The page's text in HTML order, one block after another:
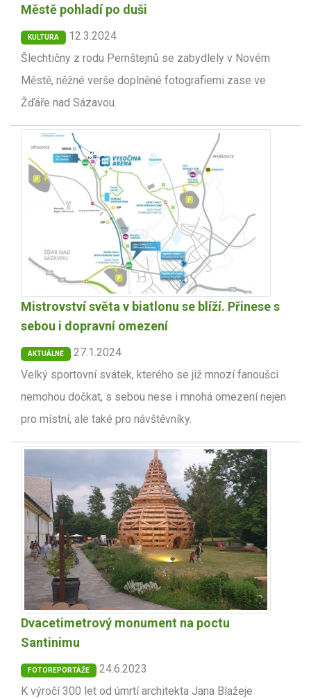
Městě pohladí po duši
KULTURA
12.3.2024
Šlechtičny z rodu Pernštejnů se zabydlely v Novém
Městě, něžné verše doplněné fotografiemi zase ve
Žďáře nad Sázavou.
Mistrovství světa v biatlonu se blíží. Přinese s
sebou i dopravní omezení
AKTUÁLNĚ
27.1.2024
Velký sportovní svátek, kterého se již mnozí fanoušci
nemohou dočkat, s sebou nese i mnohá omezení nejen
pro místní, ale také pro návštěvníky.
Dvacetimetrový monument na poctu
Santinimu
FOTOREPORTÁŽE
24.6.2023
K výročí 300 let od úmrtí architekta Jana Blažeje